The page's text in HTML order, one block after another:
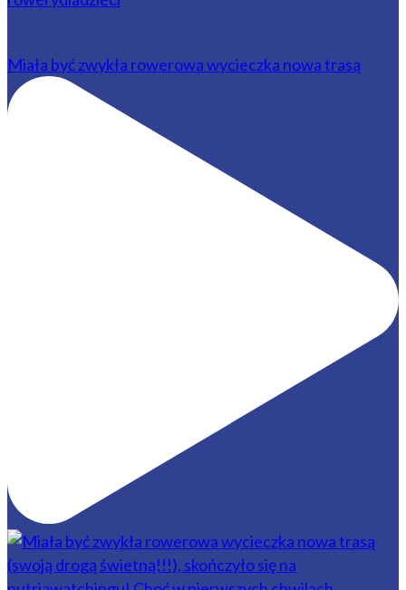
Miała być zwykła rowerowa wycieczka nowa trasą